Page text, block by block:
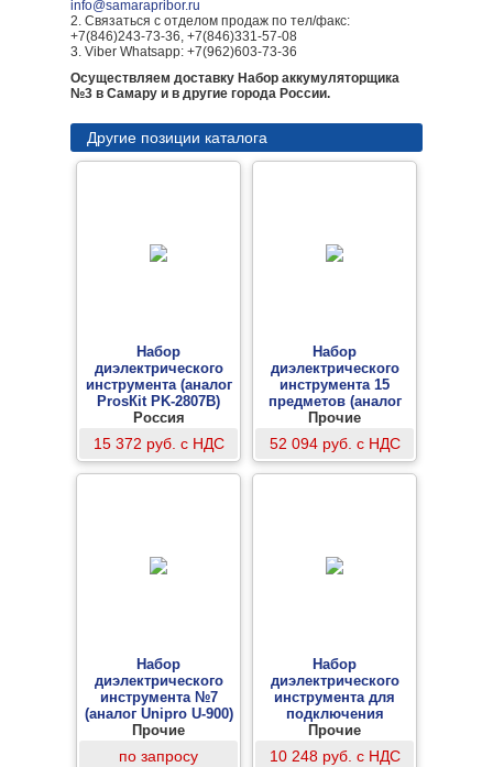
info@samarapribor.ru
2. Связаться с отделом продаж по тел/факс:
+7(846)243-73-36, +7(846)331-57-08
3. Viber Whatsapp: +7(962)603-73-36
Осуществляем доставку Набор аккумуляторщика
№3 в Самару и в другие города России.
Другие позиции каталога
Набор
диэлектрического
инструмента (аналог
ProsКit PK-2807B)
-
Россия
15 372 руб. с НДС
Набор
диэлектрического
инструмента 15
предметов (аналог
Knipex 1000V KN-
989913)
-
Прочие
52 094 руб. с НДС
Набор
диэлектрического
инструмента №7
(аналог Unipro U-900)
-
Прочие
по запросу
Набор
диэлектрического
инструмента для
подключения
электроустановок
Прочие
10 248 руб. с НДС